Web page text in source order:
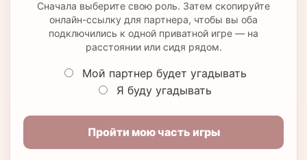
Сначала выберите свою роль. Затем скопируйте
онлайн-ссылку для партнера, чтобы вы оба
подключились к одной приватной игре — на
расстоянии или сидя рядом.
Мой партнер будет угадывать
Я буду угадывать
Пройти мою часть игры